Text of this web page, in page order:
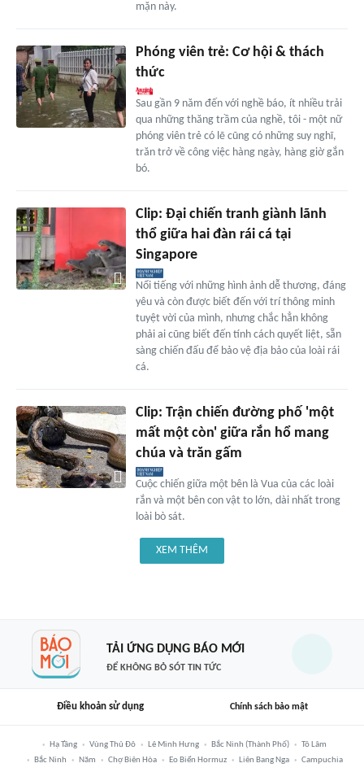
mặn này.
Phóng viên trẻ: Cơ hội & thách
thức
Sau gần 9 năm đến với nghề báo, ít nhiều trải
qua những thăng trầm của nghề, tôi - một nữ
phóng viên trẻ có lẽ cũng có những suy nghĩ,
trăn trở về công việc hàng ngày, hàng giờ gắn
bó.
Clip: Đại chiến tranh giành lãnh
thổ giữa hai đàn rái cá tại
Singapore
Nổi tiếng với những hình ảnh dễ thương, đáng
yêu và còn được biết đến với trí thông minh
tuyệt vời của mình, nhưng chắc hẳn không
phải ai cũng biết đến tính cách quyết liệt, sẵn
sàng chiến đấu để bảo vệ địa bảo của loài rái
cá.
Clip: Trận chiến đường phố 'một
mất một còn' giữa rắn hổ mang
chúa và trăn gấm
Cuộc chiến giữa một bên là Vua của các loài
rắn và một bên con vật to lớn, dài nhất trong
loài bò sát.
XEM THÊM
TẢI ỨNG DỤNG BÁO MỚI
ĐỂ KHÔNG BỎ SÓT TIN TỨC
Điều khoản sử dụng Chính sách bảo mật
Hạ Tầng Vùng Thủ Đô Lê Minh Hưng Bắc Ninh (thành Phố)
Tô Lâm
Bắc Ninh
Năm Chợ Biên Hòa Eo Biển Hormuz Liên Bang Nga
Campuchia